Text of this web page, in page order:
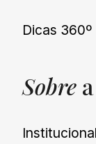
Dicas 360º
Sobre
Institucional